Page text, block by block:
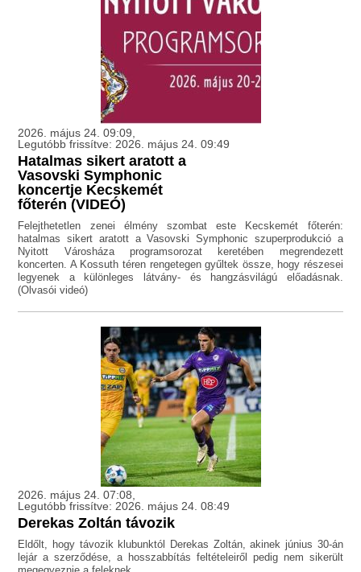
2026. május 24. 09:09,
Legutóbb frissítve: 2026. május 24. 09:49
Hatalmas sikert aratott a
Vasovski Symphonic
koncertje Kecskemét
főterén (VIDEÓ)
Felejthetetlen zenei élmény szombat este Kecskemét főterén:
hatalmas sikert aratott a Vasovski Symphonic szuperprodukció a
Nyitott Városháza programsorozat keretében megrendezett
koncerten. A Kossuth téren rengetegen gyűltek össze, hogy részesei
legyenek a különleges látvány- és hangzásvilágú előadásnak.
(Olvasói videó)
2026. május 24. 07:08,
Legutóbb frissítve: 2026. május 24. 08:49
Derekas Zoltán távozik
Eldőlt, hogy távozik klubunktól Derekas Zoltán, akinek június 30-án
lejár a szerződése, a hosszabbítás feltételeiről pedig nem sikerült